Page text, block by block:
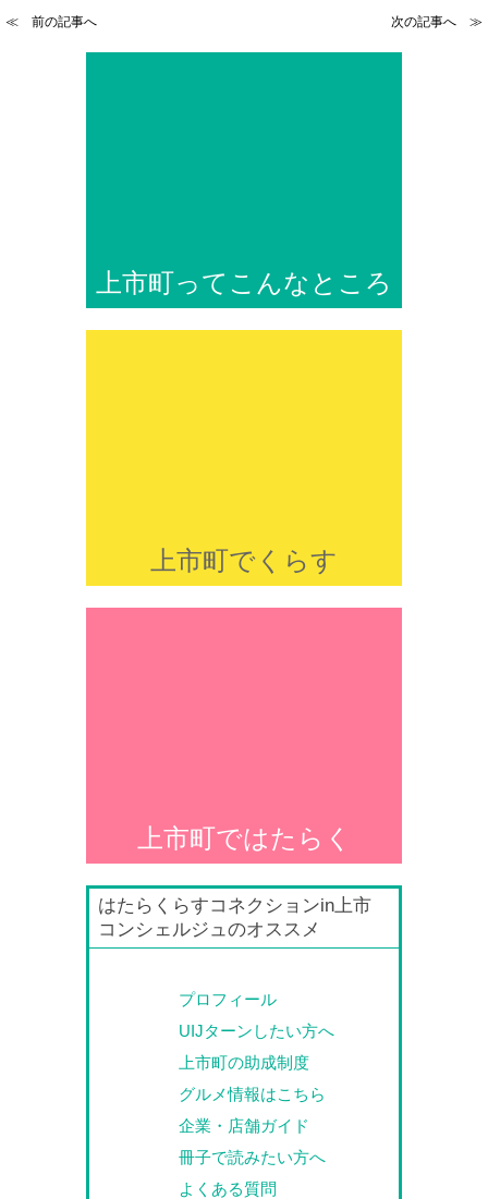
≪ 前の記事へ 次の記事へ ≫
上市町ってこんなところ
上市町でくらす
上市町ではたらく
はたらくらすコネクションin上市
コンシェルジュのオススメ
プロフィール
UIJターンしたい方へ
上市町の助成制度
グルメ情報はこちら
企業・店舗ガイド
冊子で読みたい方へ
よくある質問